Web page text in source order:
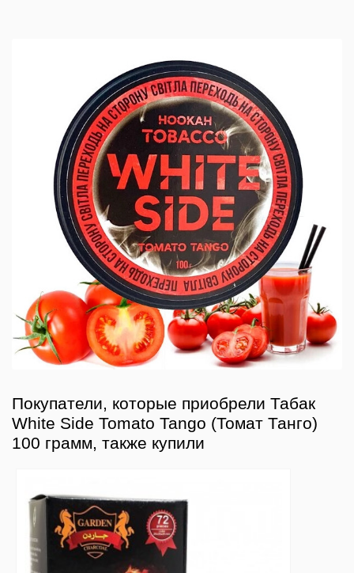
Покупатели, которые приобрели Табак
White Side Tomato Tango (Томат Танго)
100 грамм, также купили